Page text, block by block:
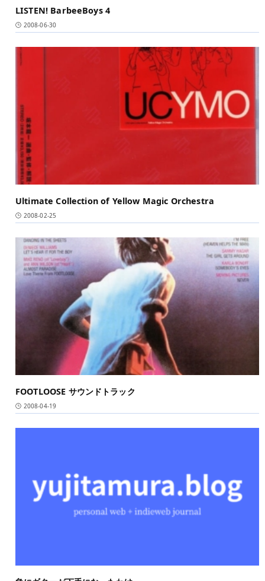
LISTEN! BarbeeBoys 4
2008-06-30
Ultimate Collection of Yellow Magic Orchestra
2008-02-25
FOOTLOOSE サウンドトラック
2008-04-19